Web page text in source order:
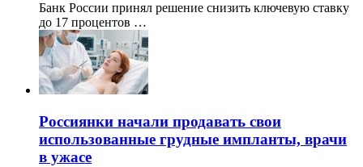
Банк России принял решение снизить ключевую ставку
до 17 процентов …
Россиянки начали продавать свои
использованные грудные импланты, врачи
в ужасе